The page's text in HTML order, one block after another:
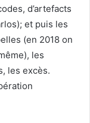
d’artefacts
et puis les
(en 2018 on
les
les excès.